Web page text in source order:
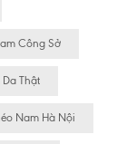
Công Sở
Thật
Nam Hà Nội